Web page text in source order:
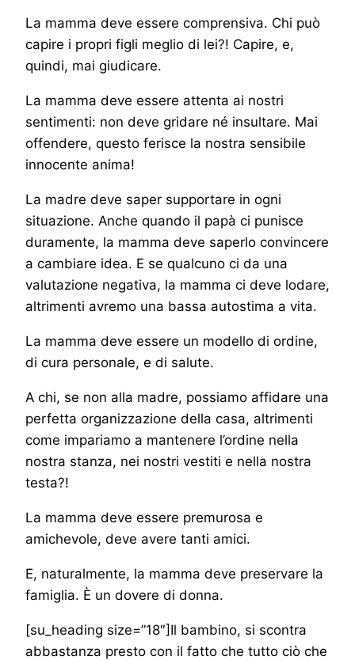
La mamma deve essere comprensiva. Chi può
capire i propri figli meglio di lei?! Capire, e,
quindi, mai giudicare.
La mamma deve essere attenta ai nostri
sentimenti: non deve gridare né insultare. Mai
offendere, questo ferisce la nostra sensibile
innocente anima!
La madre deve saper supportare in ogni
situazione. Anche quando il papà ci punisce
duramente, la mamma deve saperlo convincere
a cambiare idea. E se qualcuno ci da una
valutazione negativa, la mamma ci deve lodare,
altrimenti avremo una bassa autostima a vita.
La mamma deve essere un modello di ordine,
di cura personale, e di salute.
A chi, se non alla madre, possiamo affidare una
perfetta organizzazione della casa, altrimenti
come impariamo a mantenere l’ordine nella
nostra stanza, nei nostri vestiti e nella nostra
testa?!
La mamma deve essere premurosa e
amichevole, deve avere tanti amici.
E, naturalmente, la mamma deve preservare la
famiglia. È un dovere di donna.
[su_heading size=”18″]Il bambino, si scontra
abbastanza presto con il fatto che tutto ciò che